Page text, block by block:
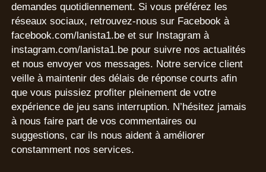
demandes quotidiennement. Si vous préférez les
réseaux sociaux, retrouvez-nous sur Facebook à
facebook.com/lanista1.be et sur Instagram à
instagram.com/lanista1.be pour suivre nos actualités
et nous envoyer vos messages. Notre service client
veille à maintenir des délais de réponse courts afin
que vous puissiez profiter pleinement de votre
expérience de jeu sans interruption. N’hésitez jamais
à nous faire part de vos commentaires ou
suggestions, car ils nous aident à améliorer
constamment nos services.